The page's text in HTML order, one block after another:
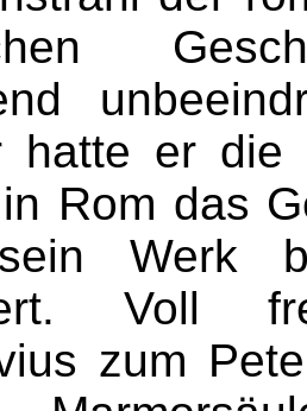
hatte er die
Rom das
Werk
Voll
zum